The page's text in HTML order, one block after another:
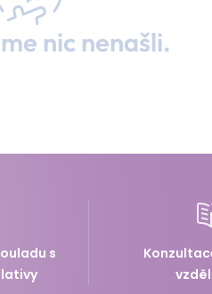
nic nenašli.
s